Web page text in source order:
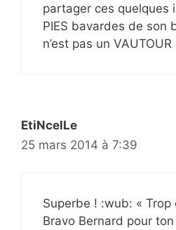
partager ces quelques
PIES bavardes de son
n’est pas un
EtiNcelLe
25 mars 2014 à 7:39
Superbe ! :wub: « Trop
Bravo Bernard pour